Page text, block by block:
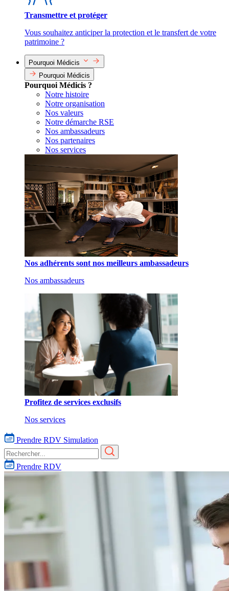
Transmettre et protéger
Vous souhaitez anticiper la protection et le transfert de votre
patrimoine ?
Pourquoi Médicis
Pourquoi Médicis
Pourquoi Médicis ?
Notre histoire
Notre organisation
Nos valeurs
Notre démarche RSE
Nos ambassadeurs
Nos partenaires
Nos services
Nos adhérents sont nos meilleurs ambassadeurs
Nos ambassadeurs
Profitez de services exclusifs
Nos services
Prendre RDV Simulation
Prendre RDV